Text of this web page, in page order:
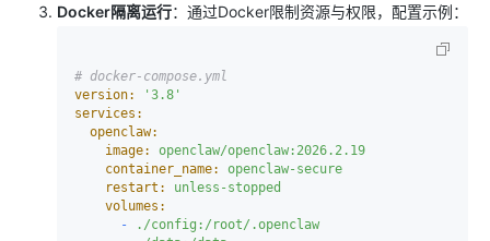
Docker隔离运行：通过Docker限制资源与权限，配置示例：
# docker-compose.yml
version:
'3.8'
services:
openclaw:
image:
openclaw/openclaw:2026.2.19
container_name:
openclaw-secure
restart:
unless-stopped
volumes:
-
./config:/root/.openclaw